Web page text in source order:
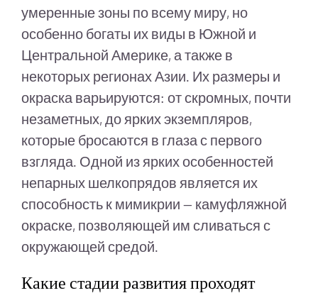
умеренные зоны по всему миру, но
особенно богаты их виды в Южной и
Центральной Америке, а также в
некоторых регионах Азии. Их размеры и
окраска варьируются: от скромных, почти
незаметных, до ярких экземпляров,
которые бросаются в глаза с первого
взгляда. Одной из ярких особенностей
непарных шелкопрядов является их
способность к мимикрии — камуфляжной
окраске, позволяющей им сливаться с
окружающей средой.
Какие стадии развития проходят